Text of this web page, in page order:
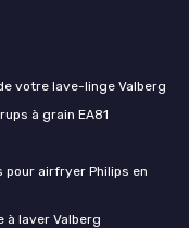
votre lave-linge Valberg
à grain EA81
airfryer Philips en
à laver Valberg